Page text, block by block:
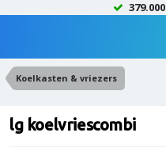
Koelkasten & vriezers
lg koelvriescombi